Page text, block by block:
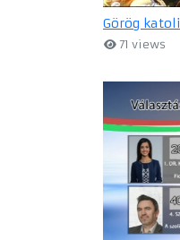
Görög
71 views